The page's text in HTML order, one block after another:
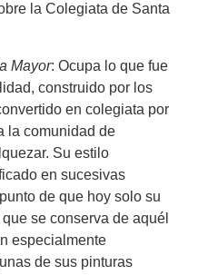
la Colegiata de Santa
Mayor: Ocupa lo que fue
construido por los
en colegiata por
la comunidad de
Su estilo
en sucesivas
de que hoy solo su
se conserva de aquél
especialmente
de sus pinturas